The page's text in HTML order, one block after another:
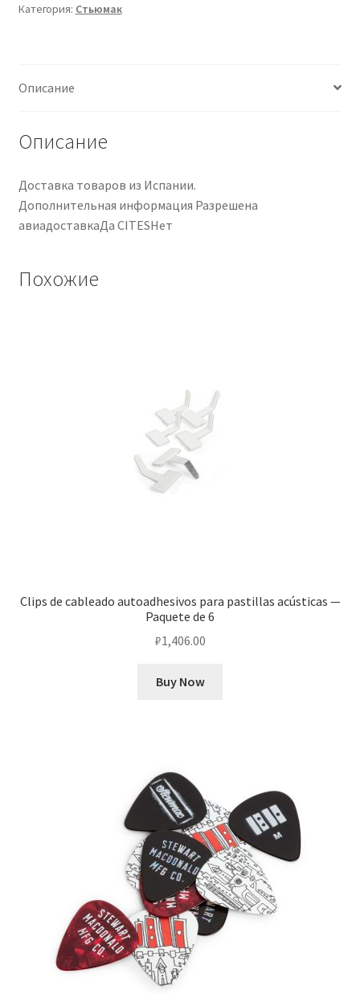
Mojotone
Категория: Стьюмак
Описание
Описание
Доставка товаров из Испании.
Дополнительная информация Разрешена
авиадоставкаДа CITESНет
Похожие
Clips de cableado autoadhesivos para pastillas acústicas —
Paquete de 6
₽1,406.00
Buy Now